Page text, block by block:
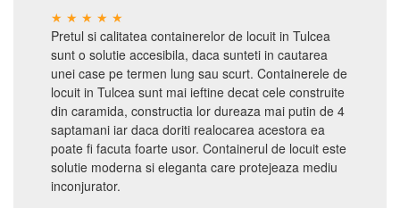
Pretul si calitatea containerelor de locuit in Tulcea
sunt o solutie accesibila, daca sunteti in cautarea
unei case pe termen lung sau scurt. Containerele de
locuit in Tulcea sunt mai ieftine decat cele construite
din caramida, constructia lor dureaza mai putin de 4
saptamani iar daca doriti realocarea acestora ea
poate fi facuta foarte usor. Containerul de locuit este
solutie moderna si eleganta care protejeaza mediu
inconjurator.